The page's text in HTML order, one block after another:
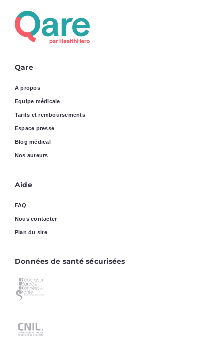
Qare
A propos
Equipe médicale
Tarifs et remboursements
Espace presse
Blog médical
Nos auteurs
Aide
FAQ
Nous contacter
Plan du site
Données de santé sécurisées